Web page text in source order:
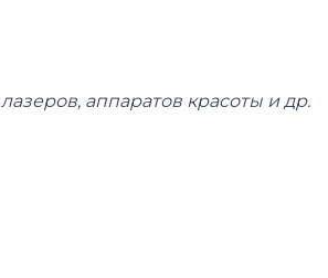
аппаратов красоты и др.